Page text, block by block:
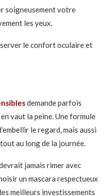
soigneusement votre
les yeux.
le confort oculaire et
demande parfois
vaut la peine. Une formule
le regard, mais aussi
au long de la journée.
jamais rimer avec
un mascara respectueux
meilleurs investissements